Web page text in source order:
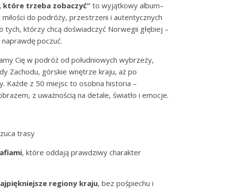
które trzeba zobaczyć”to wyjątkowy album–
do podróży, przestrzeni i autentycznych
tych, którzy chcą doświadczyć Norwegii głębiej –
poczuć.
Cię w podróż od południowych wybrzeży,
Zachodu, górskie wnętrze kraju, aż po
Każde z 50 miejsc to osobna historia –
z uważnością na detale, światło i emocje.
trasy
, które oddają prawdziwy charakter
regiony kraju, bez pośpiechu i